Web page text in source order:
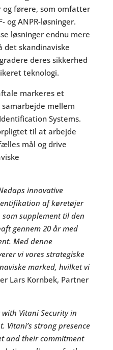
førere, som omfatter
og ANPR-løsninger.
løsninger endnu mere
det skandinaviske
deres sikkerhed
teknologi.
markeres et
mellem
Systems.
til at arbejde
mål og drive
innovative
af køretøjer
supplement til den
gennem 20 år med
Med denne
vi vores strategiske
marked, hvilket vi
Lars Kornbek, Partner
Vitani Security in
Vitani’s strong presence
and their commitment